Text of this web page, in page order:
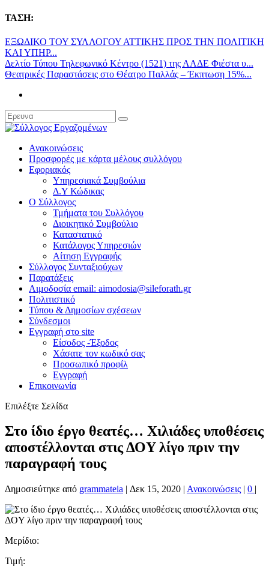
ΤΑΣΗ:
ΕΞΩΔΙΚΟ ΤΟΥ ΣΥΛΛΟΓΟΥ ΑΤΤΙΚΗΣ ΠΡΟΣ ΤΗΝ ΠΟΛΙΤΙΚΗ
ΚΑΙ ΥΠΗΡ...
Δελτίο Τύπου Τηλεφωνικό Κέντρο (1521) της ΑΑΔΕ Φιέστα υ...
Θεατρικές Παραστάσεις στο Θέατρο Παλλάς – Έκπτωση 15%...
Ανακοινώσεις
Προσφορές με κάρτα μέλους συλλόγου
Εφοριακός
Υπηρεσιακά Συμβούλια
Δ.Υ Κώδικας
Ο Σύλλογος
Τμήματα του Συλλόγου
Διοικητικό Συμβούλιο
Καταστατικό
Κατάλογος Υπηρεσιών
Αίτηση Εγγραφής
Σύλλογος Συνταξιούχων
Παρατάξεις
Αιμοδοσία email: aimodosia@sileforath.gr
Πολιτιστικό
Τύπου & Δημοσίων σχέσεων
Σύνδεσμοι
Εγγραφή στο site
Είσοδος -Έξοδος
Χάσατε τον κωδικό σας
Προσωπικό προφίλ
Εγγραφή
Επικοινωνία
Επιλέξτε Σελίδα
Στο ίδιο έργο θεατές… Χιλιάδες υποθέσεις
αποστέλλονται στις ΔΟY λίγο πριν την
παραγραφή τους
Δημοσιεύτηκε από grammateia | Δεκ 15, 2020 | Ανακοινώσεις | 0 |
Μερίδιο:
Τιμή: